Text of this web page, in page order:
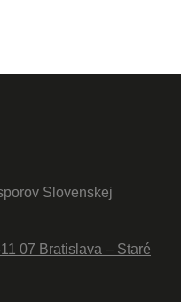
Slovenskej
07 Bratislava – Staré